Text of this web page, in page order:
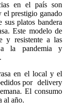
en el país son
prestigio ganado
platos bandera
Este modelo de
y resistente a las
a la pandemia y
en el local y el
por delivery
El consumo
al año.